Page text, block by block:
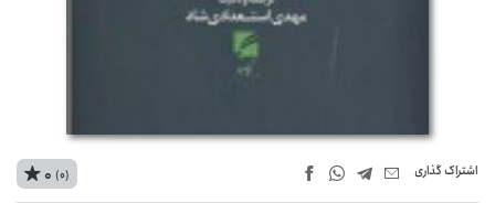
اشتراک‌ گذاری 0 (0)